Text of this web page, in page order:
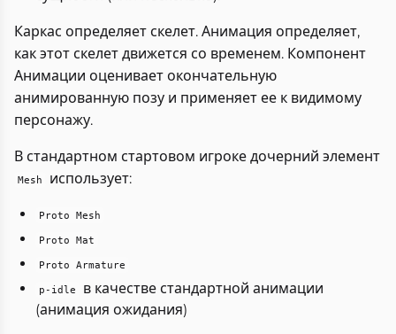
Каркас определяет скелет. Анимация определяет,
как этот скелет движется со временем. Компонент
Анимации оценивает окончательную
анимированную позу и применяет ее к видимому
персонажу.
В стандартном стартовом игроке дочерний элемент
Mesh использует:
Proto Mesh
Proto Mat
Proto Armature
p-idle
в качестве стандартной анимации
(анимация ожидания)